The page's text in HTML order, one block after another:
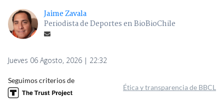
Jaime Zavala
Periodista de Deportes en BioBioChile
Jueves 06 Agosto, 2026 | 22:32
Seguimos criterios de
Ética y transparencia de BBCL